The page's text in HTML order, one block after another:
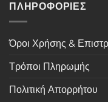
ΠΛΗΡΟΦΟΡΙΕΣ
Όροι Χρήσης &
Τρόποι Πληρωμής
Πολιτική Απορρήτου